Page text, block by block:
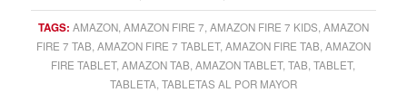
TAGS: AMAZON, AMAZON FIRE 7 AMAZON FIRE 7 KIDS AMAZON
FIRE 7 TAB, AMAZON FIRE 7 TABLET, AMAZON FIRE TAB, AMAZON
FIRE TABLET,AMAZON TAB ,AMAZON TABLET,TAB ,TABLET,
TABLETA TABLETAS AL POR MAYOR